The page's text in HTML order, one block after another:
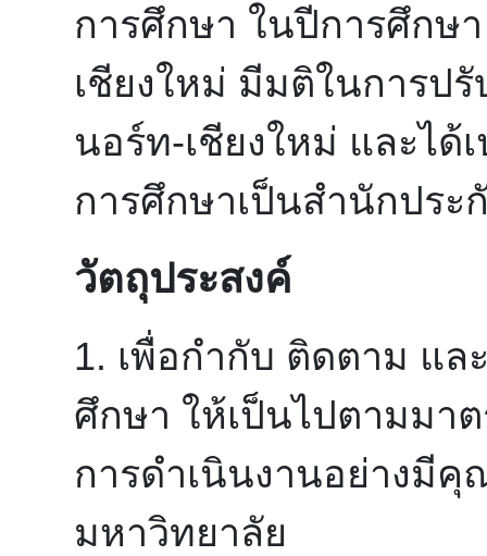
การศึกษา ในปีการศึกษ
เชียงใหม่ มีมติในการป
นอร์ท-เชียงใหม่ และไ
การศึกษาเป็นสำนักปร
วัตถุประสงค์
1. เพื่อกำกับ ติดตาม แ
ศึกษา ให้เป็นไปตามมา
การดำเนินงานอย่างมี
มหาวิทยาลัย